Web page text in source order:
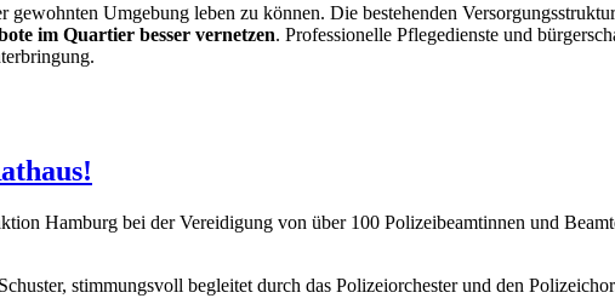
Umgebung leben zu können. Die bestehenden
im Quartier besser vernetzen. Professionelle Pflegedienste und
Hamburg bei der Vereidigung von über 100 Polizeibeamtinnen und
stimmungsvoll begleitet durch das Polizeiorchester und den